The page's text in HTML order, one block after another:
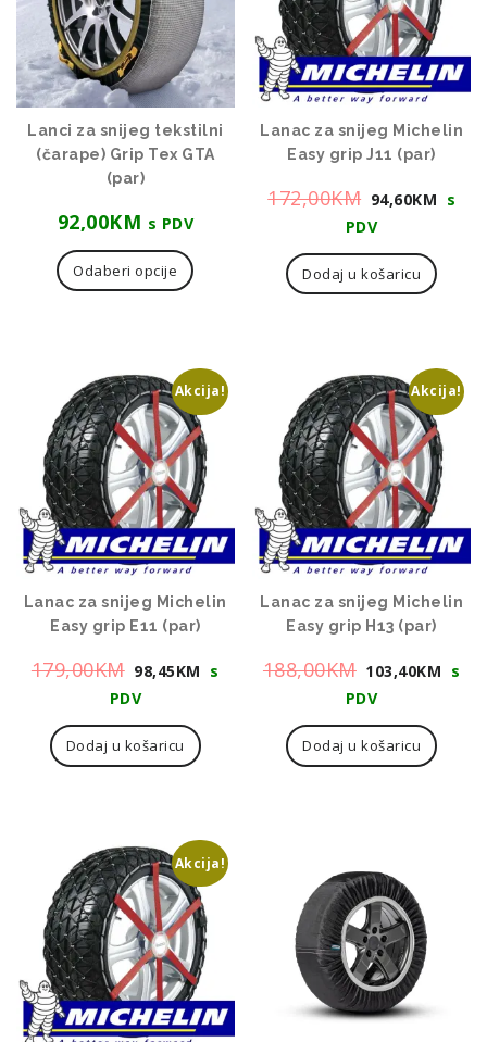
proizvoda
Lanci za snijeg tekstilni
(čarape) Grip Tex GTA
(par)
92,00KM s PDV
Odaberi opcije
proizvod
se
mogu
odabrati
na
stranici
proizvoda
Lanac za snijeg Michelin
Easy grip J11 (par)
172,00KM Izvorna
cijena
bila
je:
94,60KM s
PDV
Dodaj u košaricu
Akcija!
Lanac za snijeg Michelin
Easy grip E11 (par)
179,00KM Izvorna
cijena
bila
je:
98,45KM Trenutna
98,45KM.
s
PDV
Dodaj u košaricu
Akcija!
Lanac za snijeg Michelin
Easy grip H13 (par)
188,00KM Izvorna
cijena
bila
je:
103,40KM s
PDV
Dodaj u košaricu
Akcija!